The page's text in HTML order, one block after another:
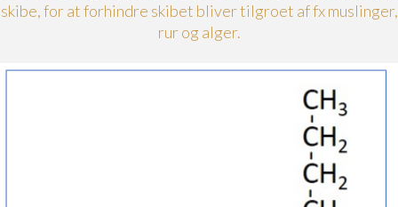
skibe, for at forhindre skibet bliver tilgroet af fx muslinger,
rur og alger.